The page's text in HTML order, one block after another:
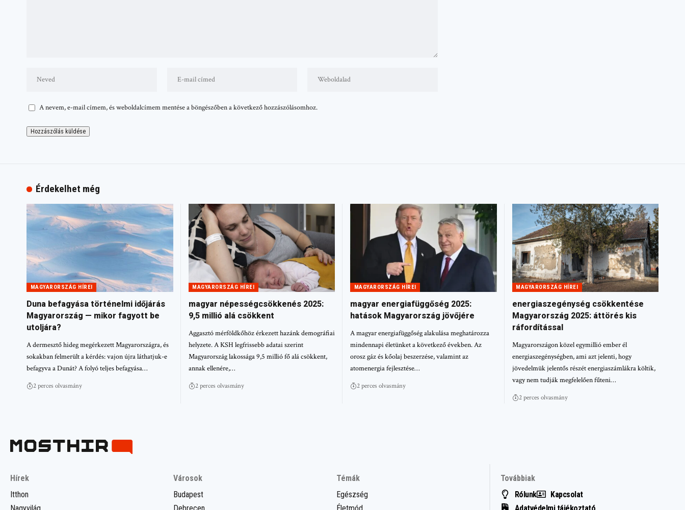
A nevem, e-mail címem, és weboldalcímem mentése a böngészőben a következő hozzászólásomhoz.
Érdekelhet még
MAGYARORSZÁG HÍREI
Duna befagyása történelmi időjárás
Magyarország — mikor fagyott be
utoljára?
A dermesztő hideg megérkezett Magyarországra, és
sokakban felmerült a kérdés: vajon újra láthatjuk-e
befagyva a Dunát? A folyó teljes befagyása…
2 perces olvasmány
MAGYARORSZÁG HÍREI
magyar népességcsökkenés 2025:
9,5 millió alá csökkent
Aggasztó mérföldkőhöz érkezett hazánk demográfiai
helyzete. A KSH legfrissebb adatai szerint
Magyarország lakossága 9,5 millió fő alá csökkent,
annak ellenére,…
2 perces olvasmány
MAGYARORSZÁG HÍREI
magyar energiafüggőség 2025:
hatások Magyarország jövőjére
A magyar energiafüggőség alakulása meghatározza
mindennapi életünket a következő években. Az
orosz gáz és kőolaj beszerzése, valamint az
atomenergia fejlesztése…
2 perces olvasmány
MAGYARORSZÁG HÍREI
energiaszegénység csökkentése
Magyarország 2025: áttörés kis
ráfordítással
Magyarországon közel egymillió ember él
energiaszegénységben, ami azt jelenti, hogy
jövedelmük jelentős részét energiaszámlákra költik,
vagy nem tudják megfelelően fűteni…
2 perces olvasmány
Hírek
Itthon
Városok
Budapest
Témák
Egészség
Továbbiak
Rólunk
Kapcsolat